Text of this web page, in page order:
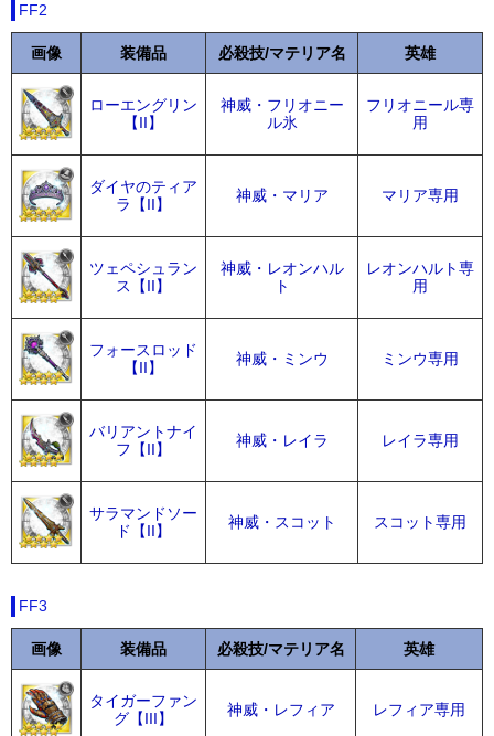
FF2
画像 装備品 必殺技/マテリア名 英雄
ローエングリン
【II】
神威・フリオニー
ル氷
フリオニール専
用
ダイヤのティア
ラ【II】
神威・マリア マリア専用
ツェペシュラン
ス【II】
神威・レオンハル
ト
レオンハルト専
用
フォースロッド
【II】
神威・ミンウ ミンウ専用
バリアントナイ
フ【II】
神威・レイラ レイラ専用
サラマンドソー
ド【II】
神威・スコット スコット専用
FF3
画像 装備品 必殺技/マテリア名 英雄
タイガーファン
グ【III】
神威・レフィア レフィア専用